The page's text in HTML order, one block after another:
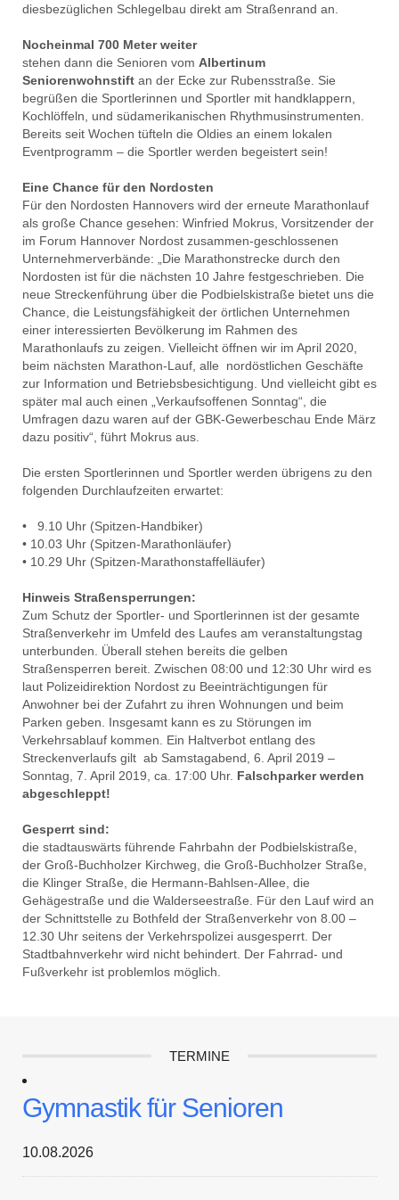
diesbezüglichen Schlegelbau direkt am Straßenrand an.
Nocheinmal 700 Meter weiter
stehen dann die Senioren vom Albertinum
Seniorenwohnstift an der Ecke zur Rubensstraße. Sie
begrüßen die Sportlerinnen und Sportler mit handklappern,
Kochlöffeln, und südamerikanischen Rhythmusinstrumenten.
Bereits seit Wochen tüfteln die Oldies an einem lokalen
Eventprogramm – die Sportler werden begeistert sein!
Eine Chance für den Nordosten
Für den Nordosten Hannovers wird der erneute Marathonlauf
als große Chance gesehen: Winfried Mokrus, Vorsitzender der
im Forum Hannover Nordost zusammen-geschlossenen
Unternehmerverbände: „Die Marathonstrecke durch den
Nordosten ist für die nächsten 10 Jahre festgeschrieben. Die
neue Streckenführung über die Podbielskistraße bietet uns die
Chance, die Leistungsfähigkeit der örtlichen Unternehmen
einer interessierten Bevölkerung im Rahmen des
Marathonlaufs zu zeigen. Vielleicht öffnen wir im April 2020,
beim nächsten Marathon-Lauf, alle nordöstlichen Geschäfte
zur Information und Betriebsbesichtigung. Und vielleicht gibt es
später mal auch einen „Verkaufsoffenen Sonntag“, die
Umfragen dazu waren auf der GBK-Gewerbeschau Ende März
dazu positiv“, führt Mokrus aus.
Die ersten Sportlerinnen und Sportler werden übrigens zu den
folgenden Durchlaufzeiten erwartet:
• 9.10 Uhr (Spitzen-Handbiker)
• 10.03 Uhr (Spitzen-Marathonläufer)
• 10.29 Uhr (Spitzen-Marathonstaffelläufer)
Hinweis Straßensperrungen:
Zum Schutz der Sportler- und Sportlerinnen ist der gesamte
Straßenverkehr im Umfeld des Laufes am veranstaltungstag
unterbunden. Überall stehen bereits die gelben
Straßensperren bereit. Zwischen 08:00 und 12:30 Uhr wird es
laut Polizeidirektion Nordost zu Beeinträchtigungen für
Anwohner bei der Zufahrt zu ihren Wohnungen und beim
Parken geben. Insgesamt kann es zu Störungen im
Verkehrsablauf kommen. Ein Haltverbot entlang des
Streckenverlaufs gilt ab Samstagabend, 6. April 2019 –
Sonntag, 7. April 2019, ca. 17:00 Uhr. Falschparker werden
abgeschleppt!
Gesperrt sind:
die stadtauswärts führende Fahrbahn der Podbielskistraße,
der Groß-Buchholzer Kirchweg, die Groß-Buchholzer Straße,
die Klinger Straße, die Hermann-Bahlsen-Allee, die
Gehägestraße und die Walderseestraße. Für den Lauf wird an
der Schnittstelle zu Bothfeld der Straßenverkehr von 8.00 –
12.30 Uhr seitens der Verkehrspolizei ausgesperrt. Der
Stadtbahnverkehr wird nicht behindert. Der Fahrrad- und
Fußverkehr ist problemlos möglich.
TERMINE
Gymnastik für Senioren
10.08.2026